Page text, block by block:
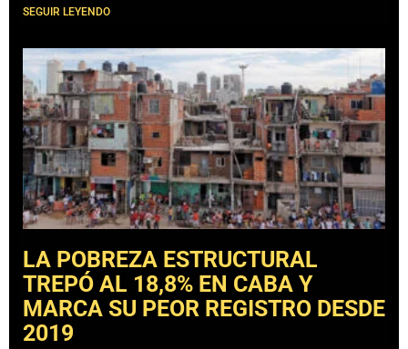
SEGUIR LEYENDO
LA POBREZA ESTRUCTURAL
TREPÓ AL 18,8% EN CABA Y
MARCA SU PEOR REGISTRO DESDE
2019